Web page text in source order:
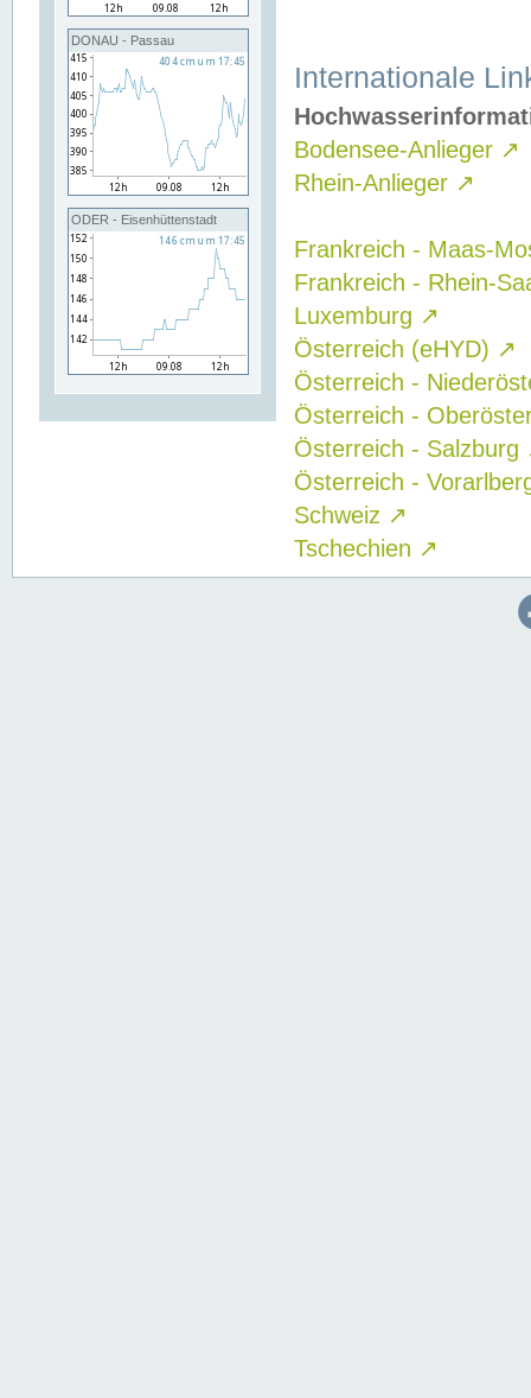
DONAU - Passau
ODER - Eisenhüttenstadt
Internationale
Bodensee-Anlieger ↗
Rhein-Anlieger ↗
Frankreich - Maas-
Frankreich - Rhein-
Luxemburg ↗
Österreich (eHYD) ↗
Österreich -
Österreich -
Österreich - Salzburg
Österreich -
Schweiz ↗
Tschechien ↗